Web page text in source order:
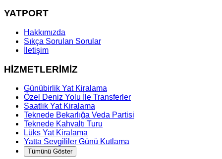
YATPORT
Hakkımızda
Sıkça Sorulan Sorular
İletişim
HİZMETLERİMİZ
Günübirlik Yat Kiralama
Özel Deniz Yolu İle Transferler
Saatlik Yat Kiralama
Teknede Bekarlığa Veda Partisi
Teknede Kahvaltı Turu
Lüks Yat Kiralama
Yatta Sevgililer Günü Kutlama
Tümünü Göster